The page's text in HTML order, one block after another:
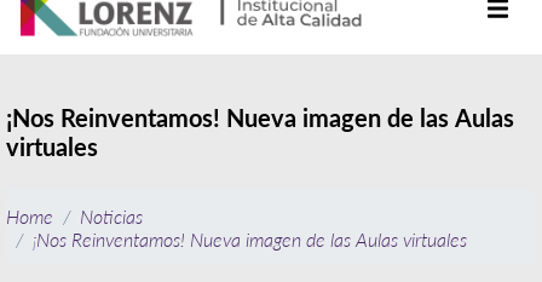
¡Nos Reinventamos! Nueva imagen de las Aulas
virtuales
Home
Noticias
¡Nos Reinventamos! Nueva imagen de las Aulas virtuales